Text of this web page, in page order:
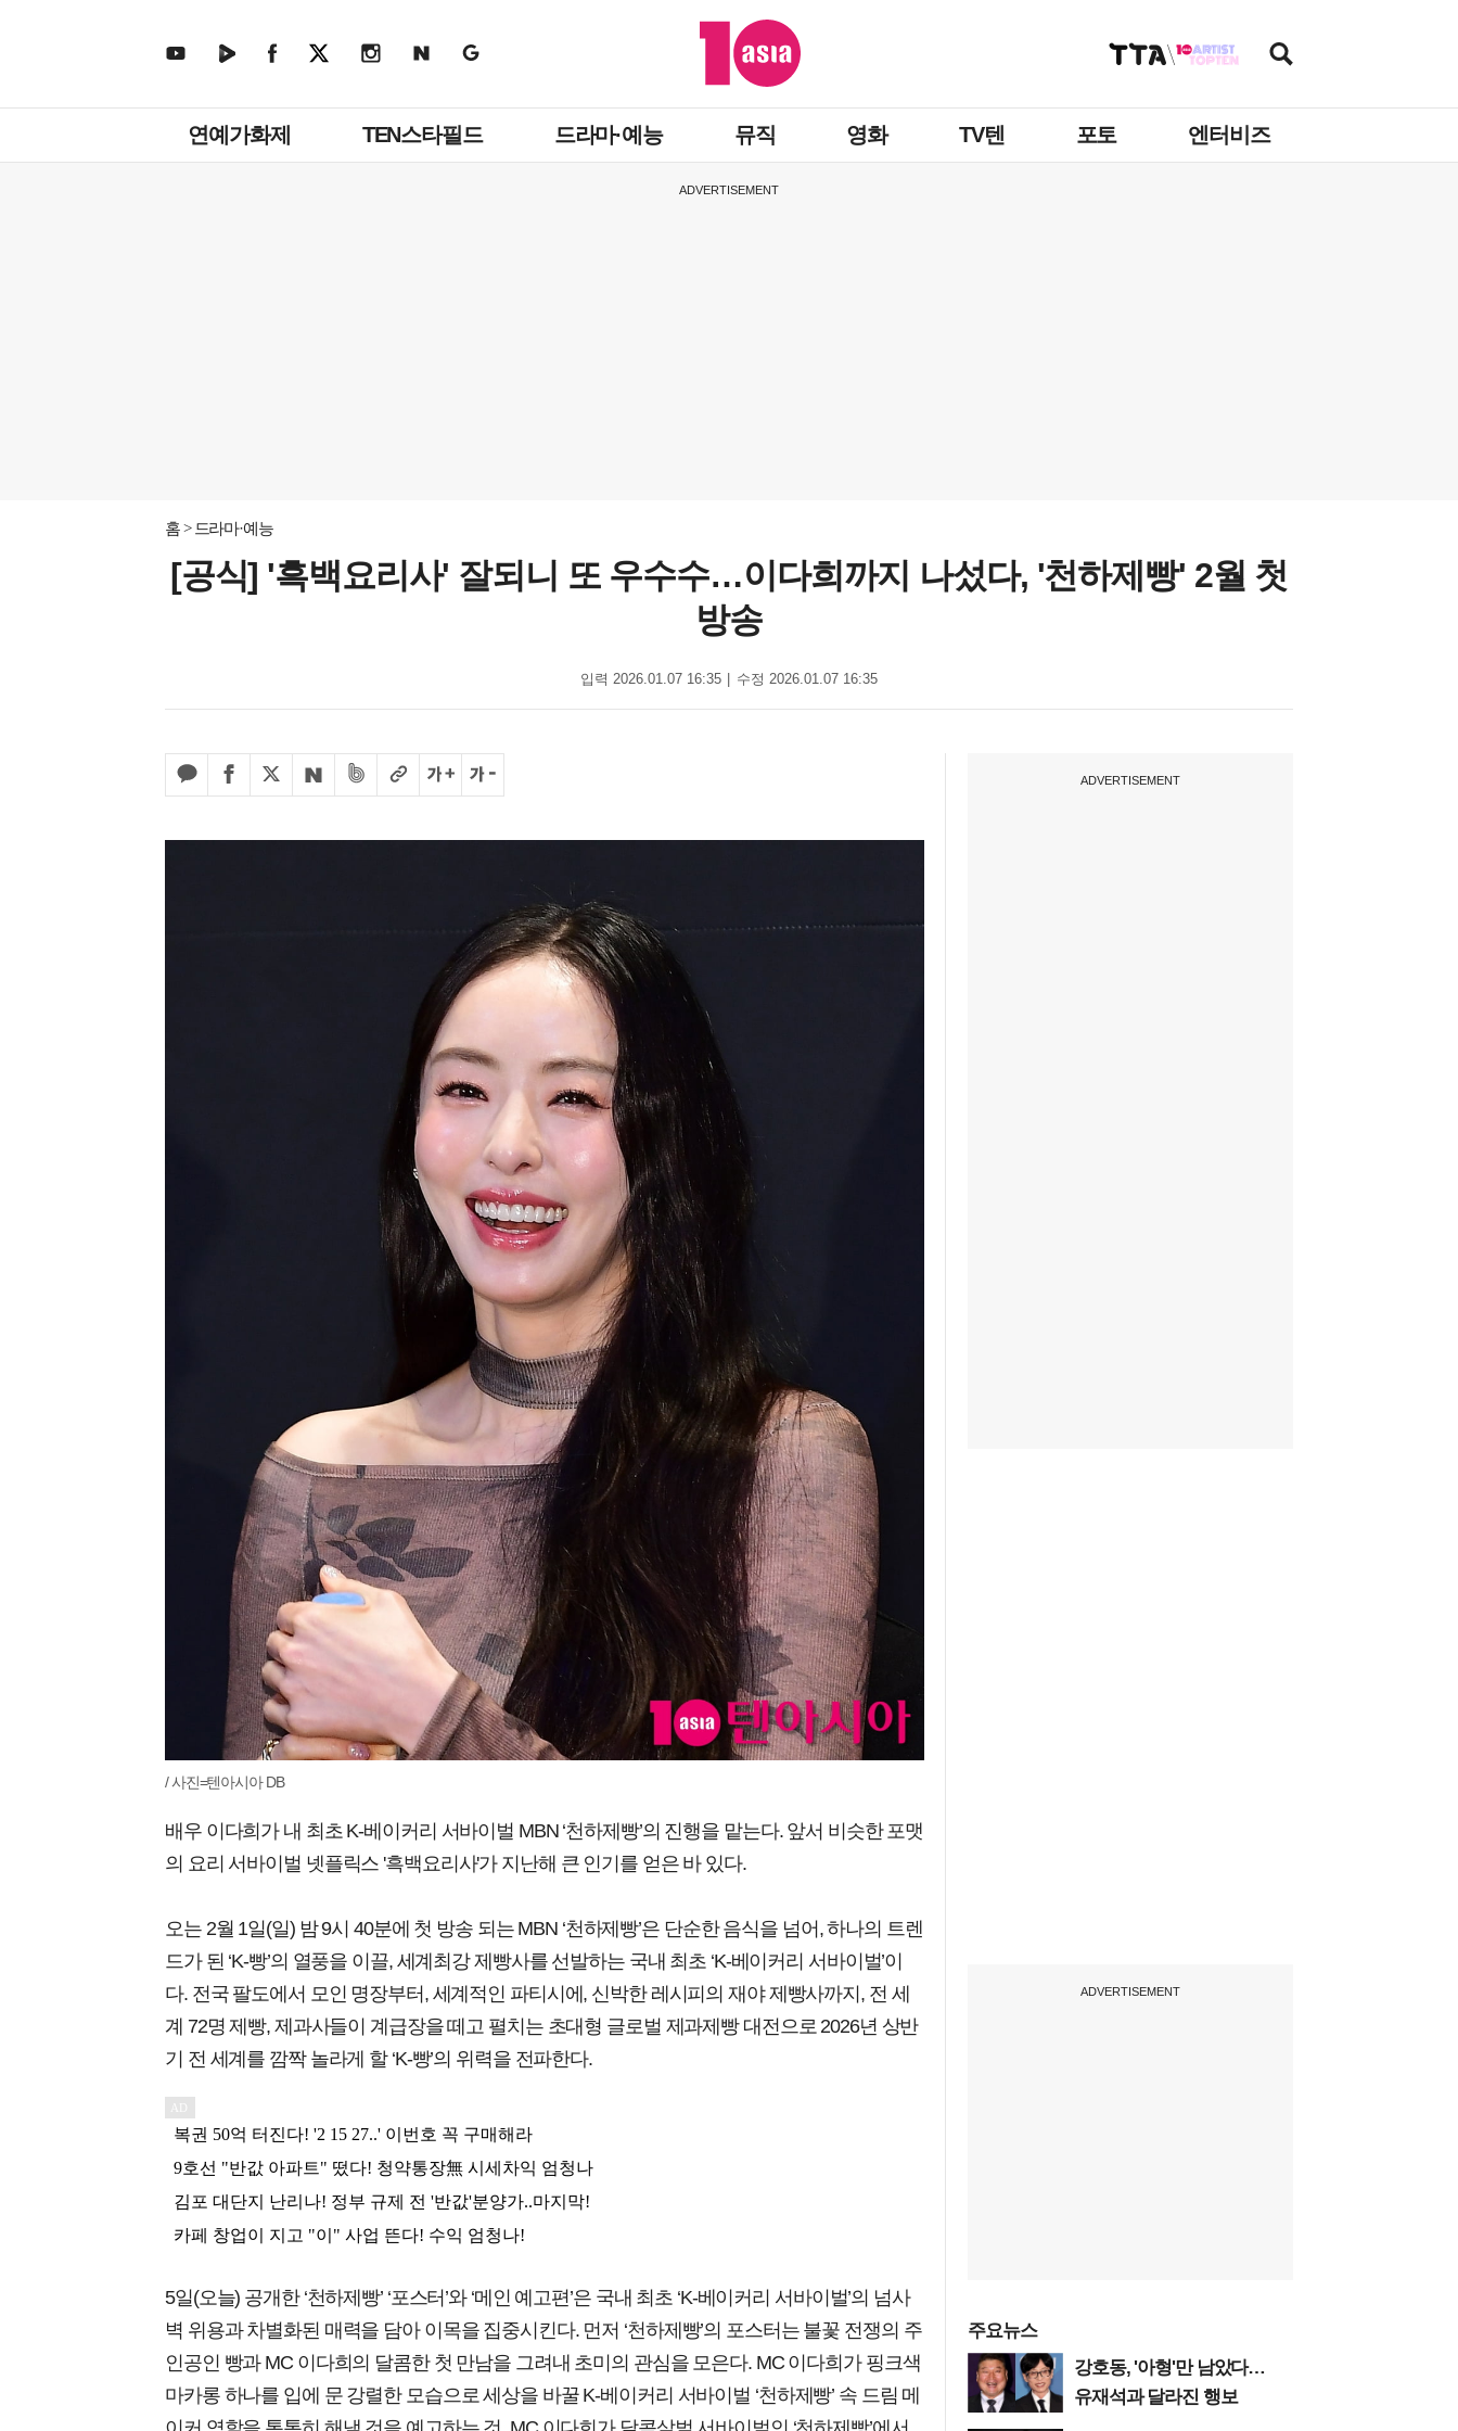
뉴
연예가화제 TEN스타필드 드라마·예능 뮤직 영화 TV텐 포토 엔터비즈
ADVERTISEMENT
홈 드라마·예능
[공식] '흑백요리사' 잘되니 또 우수수…이다희까지 나섰다, '천하제빵' 2월 첫
방송
입력 2026.01.07 16:35 수정 2026.01.07 16:35
/ 사진=텐아시아 DB
배우 이다희가 내 최초 K-베이커리 서바이벌 MBN ‘천하제빵’의 진행을 맡는다. 앞서 비슷한 포맷
의 요리 서바이벌 넷플릭스 '흑백요리사'가 지난해 큰 인기를 얻은 바 있다.
오는 2월 1일(일) 밤 9시 40분에 첫 방송 되는 MBN ‘천하제빵’은 단순한 음식을 넘어, 하나의 트렌
드가 된 ‘K-빵’의 열풍을 이끌, 세계최강 제빵사를 선발하는 국내 최초 ‘K-베이커리 서바이벌’이
다. 전국 팔도에서 모인 명장부터, 세계적인 파티시에, 신박한 레시피의 재야 제빵사까지, 전 세
계 72명 제빵, 제과사들이 계급장을 떼고 펼치는 초대형 글로벌 제과제빵 대전으로 2026년 상반
기 전 세계를 깜짝 놀라게 할 ‘K-빵’의 위력을 전파한다.
5일(오늘) 공개한 ‘천하제빵’ ‘포스터’와 ‘메인 예고편’은 국내 최초 ‘K-베이커리 서바이벌’의 넘사
벽 위용과 차별화된 매력을 담아 이목을 집중시킨다. 먼저 ‘천하제빵’의 포스터는 불꽃 전쟁의 주
인공인 빵과 MC 이다희의 달콤한 첫 만남을 그려내 초미의 관심을 모은다. MC 이다희가 핑크색
마카롱 하나를 입에 문 강렬한 모습으로 세상을 바꿀 K-베이커리 서바이벌 ‘천하제빵’ 속 드림 메
ADVERTISEMENT
ADVERTISEMENT
주요뉴스
강호동, '아형'만 남았다…
유재석과 달라진 행보